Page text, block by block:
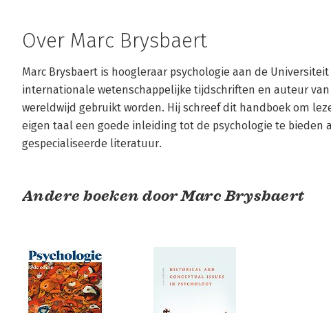
Over Marc Brysbaert
Marc Brysbaert is hoogleraar psychologie aan de
internationale wetenschappelijke tijdschriften en auteur
wereldwijd gebruikt worden. Hij schreef dit handboek om
eigen taal een goede inleiding tot de psychologie te bieden
gespecialiseerde literatuur.
Andere boeken door Marc Brysbaert